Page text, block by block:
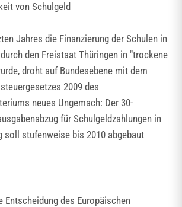
von Schulgeld
Jahres die Finanzierung der Schulen in
den Freistaat Thüringen in "trockene
droht auf Bundesebene mit dem
2009 des
neues Ungemach: Der 30-
für Schulgeldzahlungen in
soll stufenweise bis 2010 abgebaut
Entscheidung des Europäischen